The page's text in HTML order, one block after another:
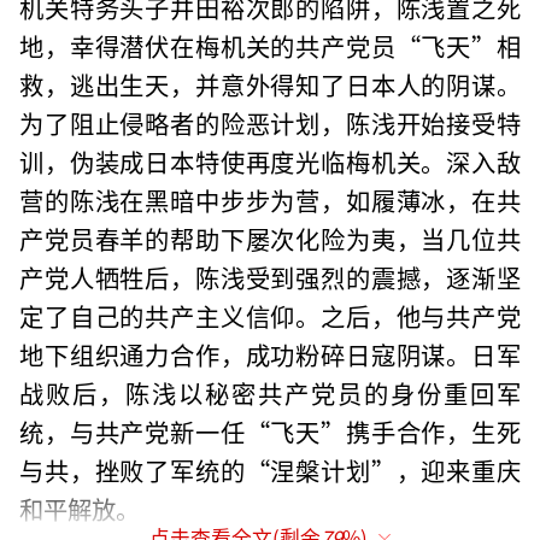
机关特务头子井田裕次郎的陷阱，陈浅置之死
地，幸得潜伏在梅机关的共产党员“飞天”相
救，逃出生天，并意外得知了日本人的阴谋。
为了阻止侵略者的险恶计划，陈浅开始接受特
训，伪装成日本特使再度光临梅机关。深入敌
营的陈浅在黑暗中步步为营，如履薄冰，在共
产党员春羊的帮助下屡次化险为夷，当几位共
产党人牺牲后，陈浅受到强烈的震撼，逐渐坚
定了自己的共产主义信仰。之后，他与共产党
地下组织通力合作，成功粉碎日寇阴谋。日军
战败后，陈浅以秘密共产党员的身份重回军
统，与共产党新一任“飞天”携手合作，生死
与共，挫败了军统的“涅槃计划”，迎来重庆
和平解放。